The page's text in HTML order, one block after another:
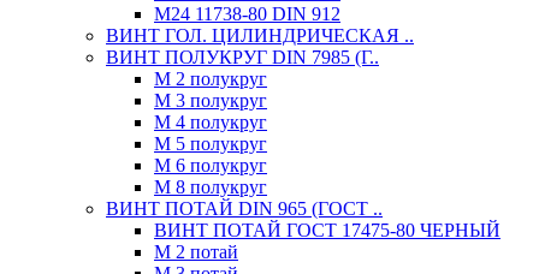
М24 11738-80 DIN 912
ВИНТ ГОЛ. ЦИЛИНДРИЧЕСКАЯ ..
ВИНТ ПОЛУКРУГ DIN 7985 (Г..
М 2 полукруг
М 3 полукруг
М 4 полукруг
М 5 полукруг
М 6 полукруг
М 8 полукруг
ВИНТ ПОТАЙ DIN 965 (ГОСТ ..
ВИНТ ПОТАЙ ГОСТ 17475-80 ЧЕРНЫЙ
М 2 потай